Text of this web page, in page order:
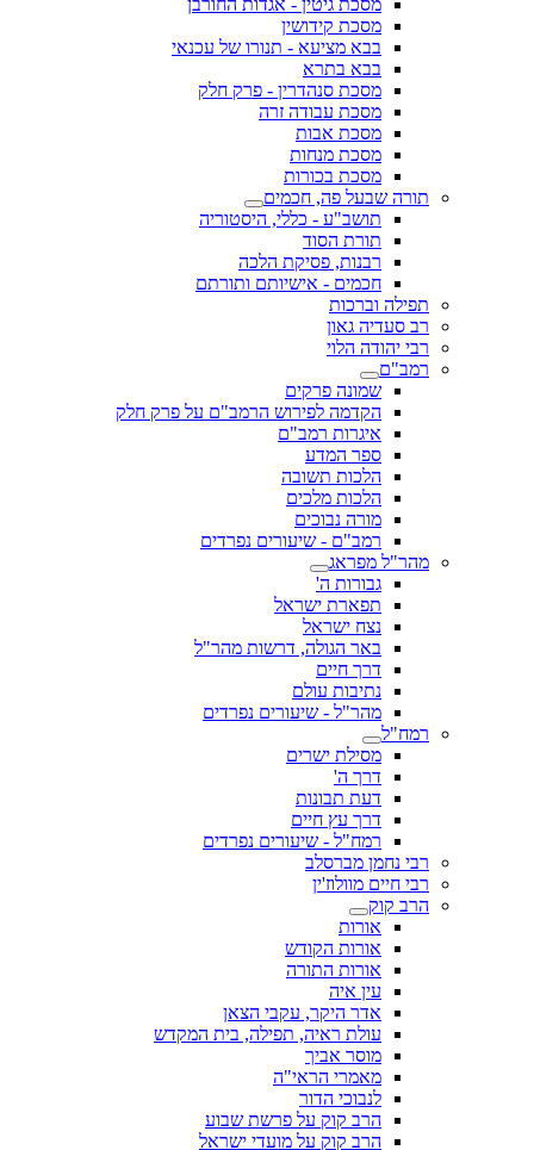
מסכת גיטין - אגדות החורבן
מסכת קידושין
בבא מציעא - תנורו של עכנאי
בבא בתרא
מסכת סנהדרין - פרק חלק
מסכת עבודה זרה
מסכת אבות
מסכת מנחות
מסכת בכורות
תורה שבעל פה, חכמים
תושב"ע - כללי, היסטוריה
תורת הסוד
רבנות, פסיקת הלכה
חכמים - אישיותם ותורתם
תפילה וברכות
רב סעדיה גאון
רבי יהודה הלוי
רמב"ם
שמונה פרקים
הקדמה לפירוש הרמב"ם על פרק חלק
איגרות רמב"ם
ספר המדע
הלכות תשובה
הלכות מלכים
מורה נבוכים
רמב"ם - שיעורים נפרדים
מהר"ל מפראג
גבורות ה'
תפארת ישראל
נצח ישראל
באר הגולה, דרשות מהר"ל
דרך חיים
נתיבות עולם
מהר"ל - שיעורים נפרדים
רמח"ל
מסילת ישרים
דרך ה'
דעת תבונות
דרך עץ חיים
רמח"ל - שיעורים נפרדים
רבי נחמן מברסלב
רבי חיים מוולוז'ין
הרב קוק
אורות
אורות הקודש
אורות התורה
עין איה
אדר היקר, עקבי הצאן
עולת ראיה, תפילה, בית המקדש
מוסר אביך
מאמרי הראי"ה
לנבוכי הדור
הרב קוק על פרשת שבוע
הרב קוק על מועדי ישראל